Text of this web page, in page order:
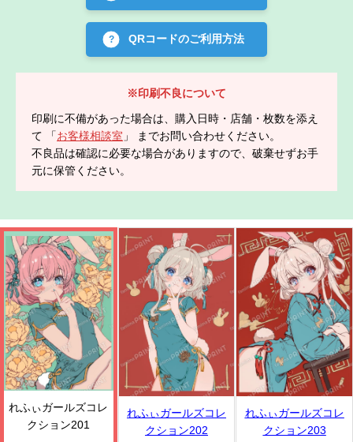
QRコードのご利用方法
※印刷不良について
印刷に不備があった場合は、購入日時・店舗・枚数を添え
て 「お客様相談室 」 までお問い合わせください。
不良品は確認に必要な場合がありますので、破棄せずお手
元に保管ください。
れふぃガールズコレ
クション201
れふぃガールズコレ
クション202
れふぃガールズコレ
クション203